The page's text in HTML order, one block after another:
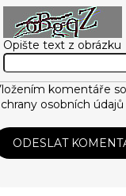
Opište text z obrázku
komentáře
osobních údajů
ODESLAT